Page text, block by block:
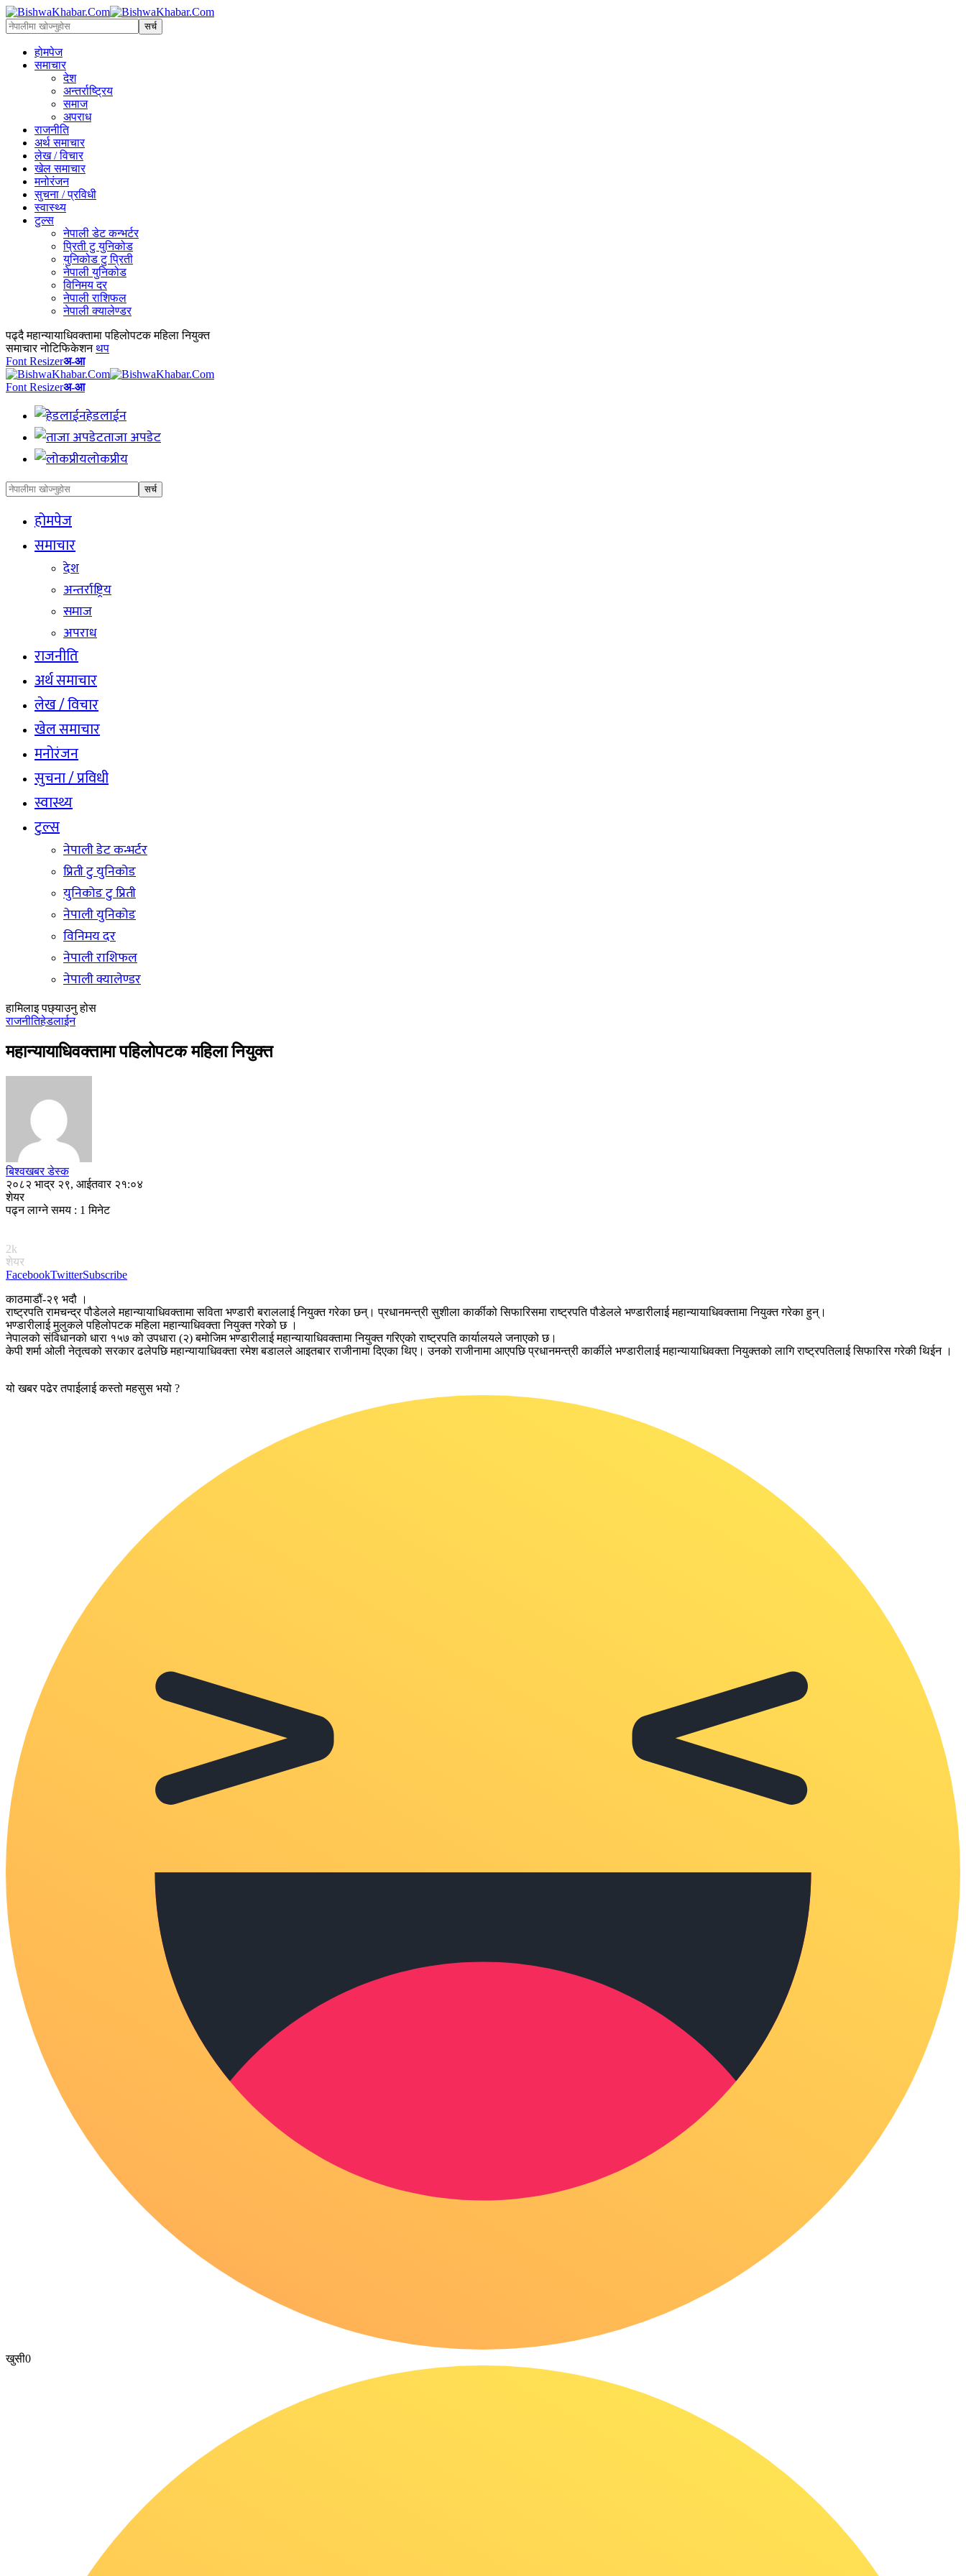
होमपेज
समाचार
देश
अन्तर्राष्ट्रिय
समाज
अपराध
राजनीति
अर्थ समाचार
लेख / विचार
खेल समाचार
मनोरंजन
सुचना / प्रविधी
स्वास्थ्य
टुल्स
नेपाली डेट कन्भर्टर
प्रिती टु युनिकोड
युनिकोड टु प्रिती
नेपाली युनिकोड
विनिमय दर
नेपाली राशिफल
नेपाली क्यालेण्डर
पढ्दै महान्यायाधिवक्तामा पहिलोपटक महिला नियुक्त
समाचार नोटिफिकेशन थप
Font Resizerअ-आ
Font Resizerअ-आ
हेडलाईन
ताजा अपडेट
लोकप्रीय
होमपेज
समाचार
देश
अन्तर्राष्ट्रिय
समाज
अपराध
राजनीति
अर्थ समाचार
लेख / विचार
खेल समाचार
मनोरंजन
सुचना / प्रविधी
स्वास्थ्य
टुल्स
नेपाली डेट कन्भर्टर
प्रिती टु युनिकोड
युनिकोड टु प्रिती
नेपाली युनिकोड
विनिमय दर
नेपाली राशिफल
नेपाली क्यालेण्डर
हामिलाइ पछ्याउनु होस
राजनीतिहेडलाईन
महान्यायाधिवक्तामा पहिलोपटक महिला नियुक्त
बिश्वखबर डेस्क
२०८२ भाद्र २९, आईतवार २१:०४
शेयर
पढ्न लाग्ने समय : 1 मिनेट
2k
शेयर
FacebookTwitterSubscribe
काठमाडौं-२९ भदौ ।
राष्ट्रपति रामचन्द्र पौडेलले महान्यायाधिवक्तामा सविता भण्डारी बराललाई नियुक्त गरेका छन्। प्रधानमन्त्री सुशीला कार्कीको सिफारिसमा राष्ट्रपति पौडेलले भण्डारीलाई महान्यायाधिवक्तामा नियुक्त गरेका हुन्।
भण्डारीलाई मुलुकले पहिलोपटक महिला महान्याधिवक्ता नियुक्त गरेको छ ।
नेपालको संविधानको धारा १५७ को उपधारा (२) बमोजिम भण्डारीलाई महान्यायाधिवक्तामा नियुक्त गरिएको राष्ट्रपति कार्यालयले जनाएको छ।
केपी शर्मा ओली नेतृत्वको सरकार ढलेपछि महान्यायाधिवक्ता रमेश बडालले आइतबार राजीनामा दिएका थिए। उनको राजीनामा आएपछि प्रधानमन्त्री कार्कीले भण्डारीलाई महान्यायाधिवक्ता नियुक्तको लागि राष्ट्रपतिलाई सिफारिस गरेकी थिईन ।
यो खबर पढेर तपाईलाई कस्तो महसुस भयो ?
खुसी0